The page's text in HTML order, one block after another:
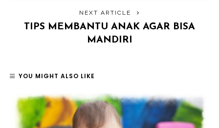
NEXT ARTICLE
TIPS MEMBANTU ANAK AGAR BISA
MANDIRI
YOU MIGHT ALSO LIKE